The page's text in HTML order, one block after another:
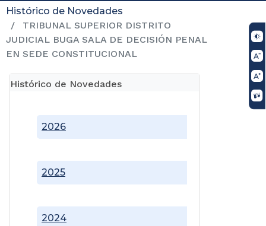
Histórico de Novedades
TRIBUNAL SUPERIOR DISTRITO
JUDICIAL BUGA SALA DE DECISIÓN PENAL
EN SEDE CONSTITUCIONAL
Histórico de Novedades
2024
2025
2026